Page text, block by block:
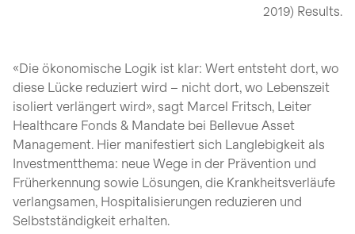
2019) Results.
«Die ökonomische Logik ist klar: Wert entsteht dort, wo
diese Lücke reduziert wird – nicht dort, wo Lebenszeit
isoliert verlängert wird», sagt Marcel Fritsch, Leiter
Healthcare Fonds & Mandate bei Bellevue Asset
Management. Hier manifestiert sich Langlebigkeit als
Investmentthema: neue Wege in der Prävention und
Früherkennung sowie Lösungen, die Krankheitsverläufe
verlangsamen, Hospitalisierungen reduzieren und
Selbstständigkeit erhalten.